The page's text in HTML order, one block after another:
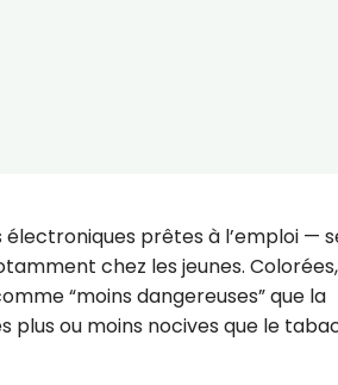
prêtes à l’emploi —
chez les jeunes. Colorées,
“moins dangereuses” que la
ou moins nocives que le